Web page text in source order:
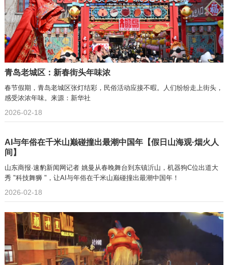
青岛老城区：新春街头年味浓
春节假期，青岛老城区张灯结彩，民俗活动应接不暇。人们纷纷走上街头，
感受浓浓年味。来源：新华社
2026-02-18
AI与年俗在千米山巅碰撞出最潮中国年【假日山海观·烟火人
间】
山东商报·速豹新闻网记者 姚曼从春晚舞台到东镇沂山，机器狗C位出道大
秀 "科技舞狮 "，让AI与年俗在千米山巅碰撞出最潮中国年！
2026-02-18